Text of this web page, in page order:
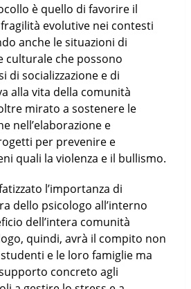
è quello di favorire il
evolutive nei contesti
anche le situazioni di
culturale che possono
di socializzazione e di
alla vita della comunità
mirato a sostenere le
nell’elaborazione e
per prevenire e
quali la violenza e il bullismo.
l’importanza di
dello psicologo all’interno
dell’intera comunità
quindi, avrà il compito non
e le loro famiglie ma
concreto agli